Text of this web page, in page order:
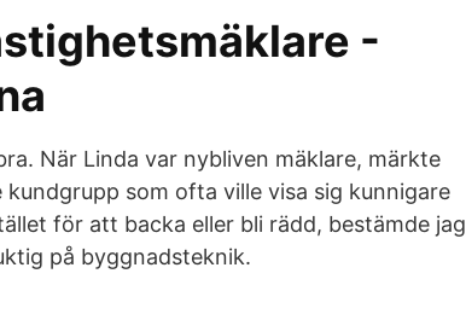
-
När Linda var nybliven mäklare, märkte
som ofta ville visa sig kunnigare
för att backa eller bli rädd, bestämde jag
på byggnadsteknik.